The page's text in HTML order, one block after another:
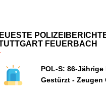
FEUERBACH
POL-S: 86-
Gestürzt - Zeugen